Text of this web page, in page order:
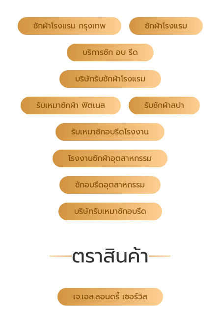
ซักผ้าโรงแรม กรุงเทพ ซักผ้าโรงแรม
บริการซัก อบ รีด
บริษัทรับซักผ้าโรงแรม
รับเหมาซักผ้า ฟิตเนส รับซักผ้าสปา
รับเหมาซักอบรีดโรงงาน
โรงงานซักผ้าอุตสาหกรรม
ซักอบรีดอุตสาหกรรม
บริษัทรับเหมาซักอบรีด
ตราสินค้า
เจ.เอส.ลอนดรี้ เซอร์วิส